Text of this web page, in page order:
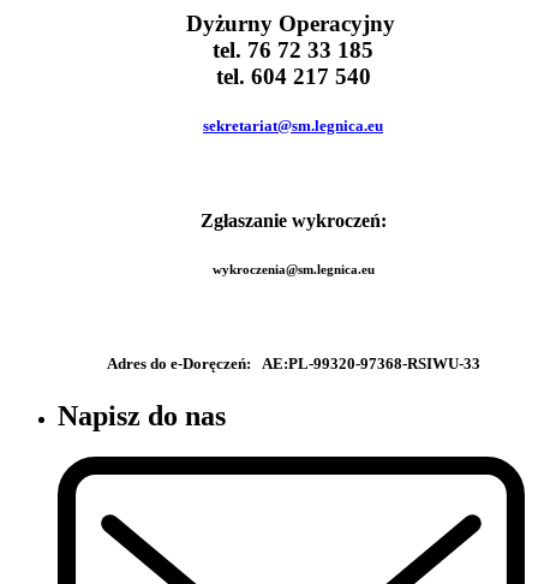
Dyżurny Operacyjny
tel. 76 72 33 185
tel. 604 217 540
sekretariat@sm.legnica.eu
Zgłaszanie wykroczeń:
wykroczenia@sm.legnica.eu
Adres do e-Doręczeń: AE:PL-99320-97368-RSIWU-33
Napisz do nas